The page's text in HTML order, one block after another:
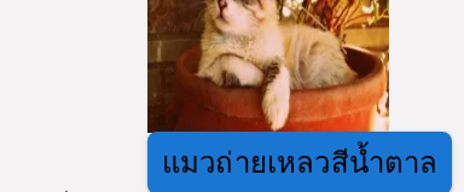
แมวถ่ายเหลวสีน้ำตาล